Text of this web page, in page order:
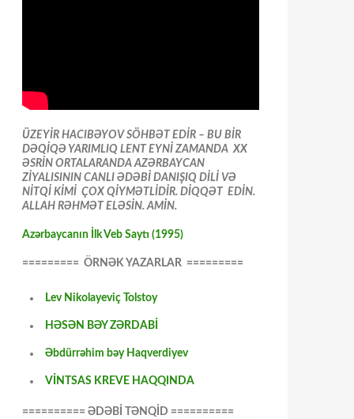
ÜZEYİR HACIBƏYOV SÖHBƏT EDİR – BU BİR
DƏQİQƏ YARIMLIQ LENT EYNİ ZAMANDA XX
ƏSRİN ORTALARANDA AZƏRBAYCAN
ZİYALISININ CANLI ƏDƏBİ DANIŞIQ DİLİ VƏ
NİTQİ KİMİ ÇOX QİYMƏTLİDİR. DİQQƏT EDİN.
ALLAH RƏHMƏT ELƏSİN. AMİN.
Azərbaycanın İlk Veb Saytı (1995)
========= ÖRNƏK YAZARLAR =========
Lev Nikolayeviç Tolstoy
HƏSƏN BƏY ZƏRDABİ
Əbdürrəhim bəy Haqverdiyev
VİNTSAS KREVE HAQQINDA
========== ƏDƏBİ TƏNQİD ==========